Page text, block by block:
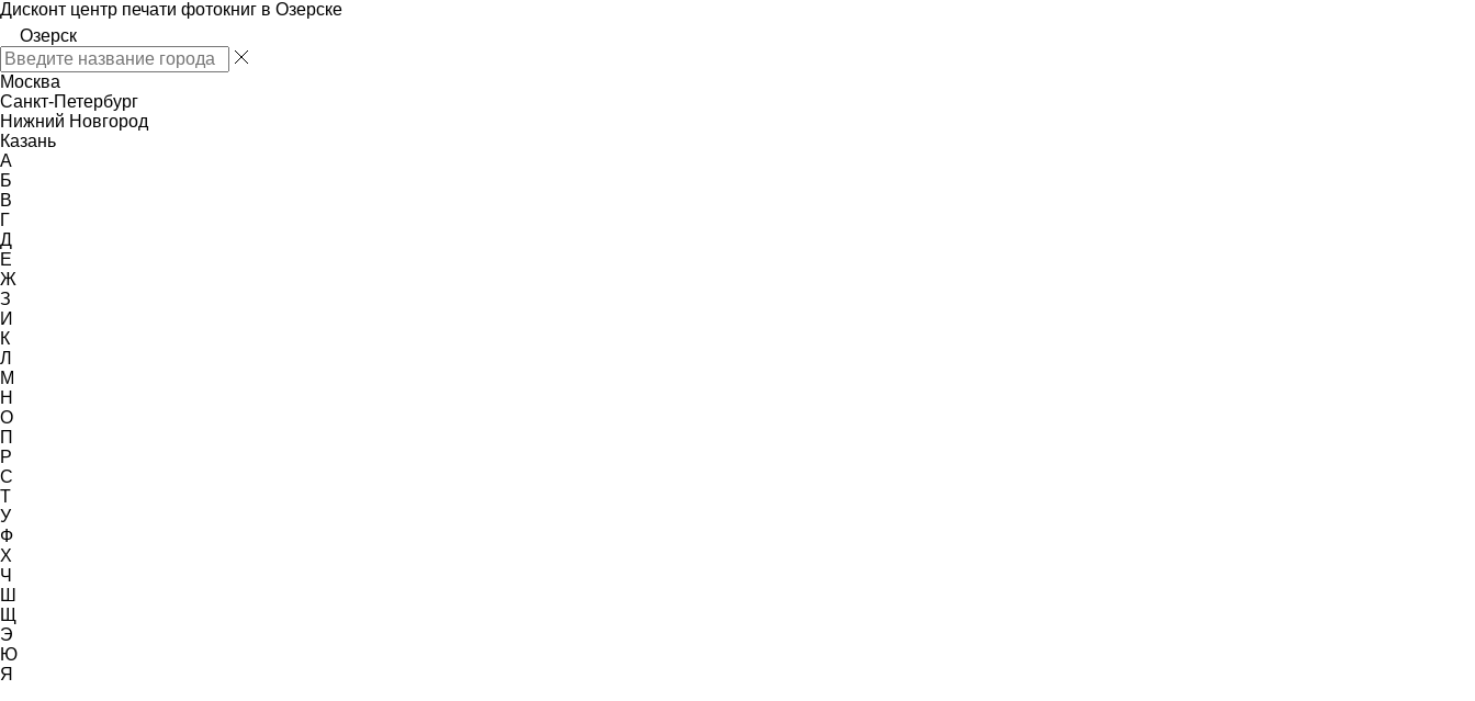
Дисконт центр печати фотокниг в Озерске
Озерск
Москва
Санкт-Петербург
Нижний Новгород
Казань
А
Б
В
Г
Д
Е
Ж
З
И
К
Л
М
Н
О
П
Р
С
Т
У
Ф
Х
Ч
Ш
Щ
Э
Ю
Я